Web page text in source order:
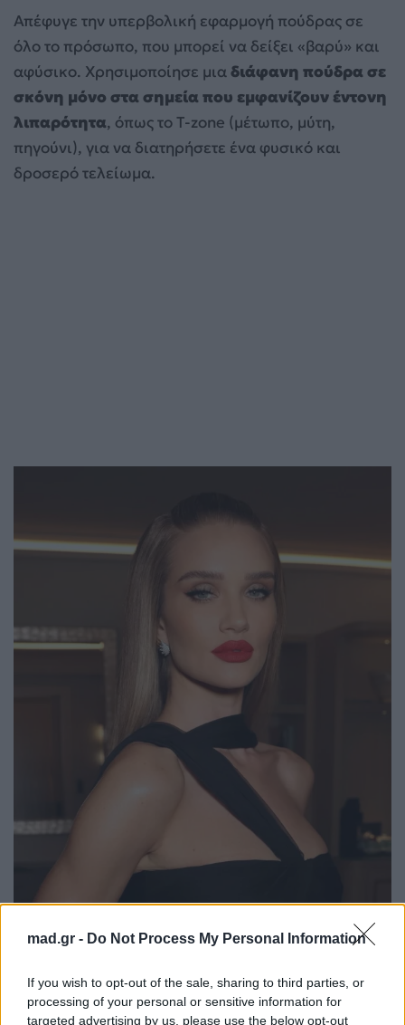
mad.gr - Do Not Process My Personal Information
If you wish to opt-out of the sale, sharing to third parties, or
processing of your personal or sensitive information for
targeted advertising by us, please use the below opt-out
Απέφυγε την υπερβολική εφαρμογή πούδρας σε
όλο το πρόσωπο, που μπορεί να δείξει «βαρύ» και
αφύσικο. Χρησιμοποίησε μιαδιάφανη πούδρα σε
σκόνη μόνο στα σημεία που εμφανίζουν έντονη
λιπαρότητα, όπως το T-zone (μέτωπο, μύτη,
πηγούνι), για να διατηρήσετε ένα φυσικό και
δροσερό τελείωμα.
4. Setting spray για το τελικό «κλείδωμα»